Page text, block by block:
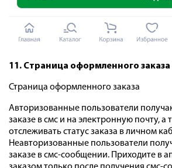
11. Страница оформленного заказа
Страница оформленного заказа
Авторизованные пользователи
заказе в смс и на электронную почту, а
отслеживать статус заказа в личном
Неавторизованные пользователи
заказе в смс-сообщении. Приходите в